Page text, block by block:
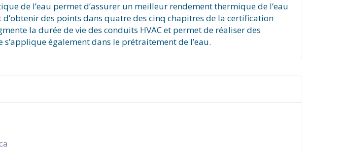
de l’eau permet d’assurer un meilleur rendement thermique de l’eau
des points dans quatre des cinq chapitres de la certification
la durée de vie des conduits HVAC et permet de réaliser des
également dans le prétraitement de l’eau.